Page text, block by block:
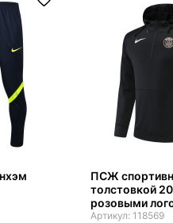
ПСЖ
толстовкой
розовыми
118569